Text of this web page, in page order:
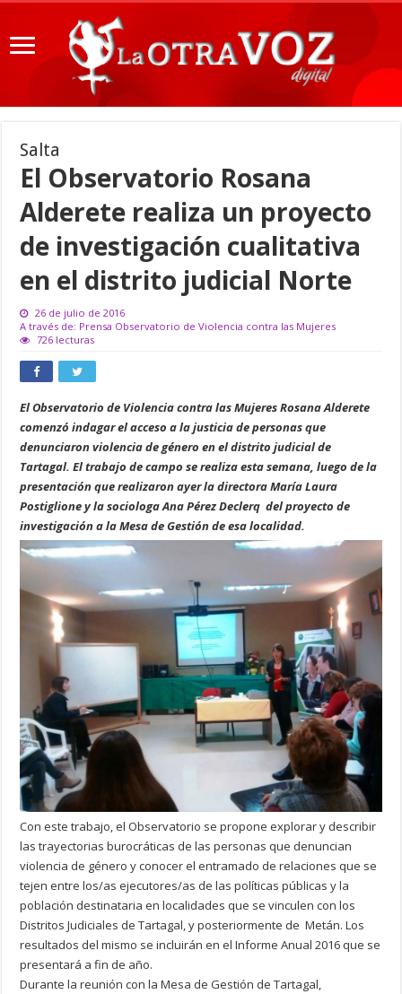
Salta
El Observatorio Rosana
Alderete realiza un proyecto
de investigación cualitativa
en el distrito judicial Norte
26 de julio de 2016
A través de: Prensa Observatorio de Violencia contra las Mujeres
726 lecturas
El Observatorio de Violencia contra las Mujeres Rosana Alderete
comenzó indagar el acceso a la justicia de personas que
denunciaron violencia de género en el distrito judicial de
Tartagal. El trabajo de campo se realiza esta semana, luego de la
presentación que realizaron ayer la directora María Laura
Postiglione y la sociologa Ana Pérez Declerq del proyecto de
investigación a la Mesa de Gestión de esa localidad.
Con este trabajo, el Observatorio se propone explorar y describir
las trayectorias burocráticas de las personas que denuncian
violencia de género y conocer el entramado de relaciones que se
tejen entre los/as ejecutores/as de las políticas públicas y la
población destinataria en localidades que se vinculen con los
Distritos Judiciales de Tartagal, y posteriormente de Metán. Los
resultados del mismo se incluirán en el Informe Anual 2016 que se
presentará a fin de año.
Durante la reunión con la Mesa de Gestión de Tartagal,